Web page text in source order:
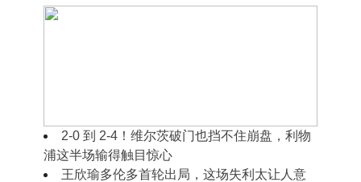
2‑0 到 2‑4！维尔茨破门也挡不住崩盘，利物
浦这半场输得触目惊心
王欣瑜多伦多首轮出局，这场失利太让人意